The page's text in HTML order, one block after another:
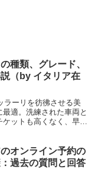
種類、グレード、
（by イタリア在
ラーリを彷彿させる美
適。洗練された車両と
ットも高くなく、早割
のオンライン予約の
：過去の質問と回答